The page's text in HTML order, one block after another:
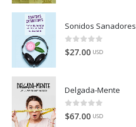
Sonidos Sanadores
0 de 5
$27.00 USD
Delgada-Mente
0 de 5
$67.00 USD